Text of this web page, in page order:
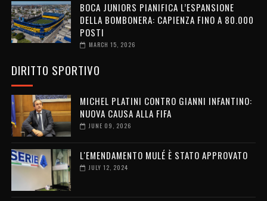
BOCA JUNIORS PIANIFICA L’ESPANSIONE
DELLA BOMBONERA: CAPIENZA FINO A 80.000
POSTI
MARCH 15, 2026
DIRITTO SPORTIVO
MICHEL PLATINI CONTRO GIANNI INFANTINO:
NUOVA CAUSA ALLA FIFA
JUNE 09, 2026
L'EMENDAMENTO MULÉ È STATO APPROVATO
JULY 12, 2024